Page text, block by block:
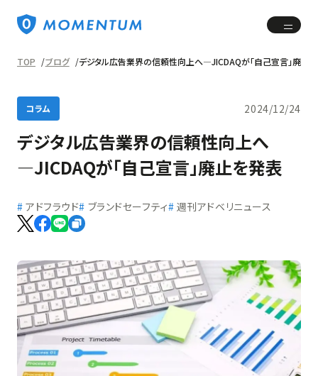
TOP ブログ デジタル広告業界の信頼性向上へ―JICDAQが「自己宣言」廃止
コラム 2024/12/24
デジタル広告業界の信頼性向上へ
―JICDAQが「自己宣言」廃止を発表
アドフラウド ブランドセーフティ 週刊アドベリニュース